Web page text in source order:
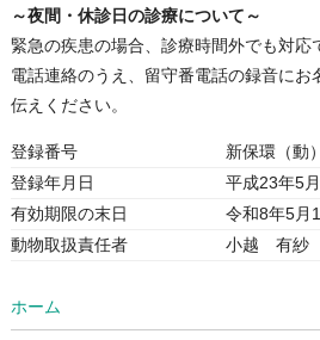
～夜間・休診日の診療について～
緊急の疾患の場合、診療時間外でも対応
電話連絡のうえ、留守番電話の録音にお
伝えください。
登録番号
新保環（動
登録年月日
平成23年5
有効期限の末日
令和8年5月
動物取扱責任者
小越 有紗
ホーム